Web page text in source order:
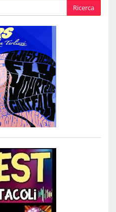
Ricerca